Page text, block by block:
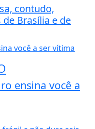
contudo,
Brasília e de
ensina você a